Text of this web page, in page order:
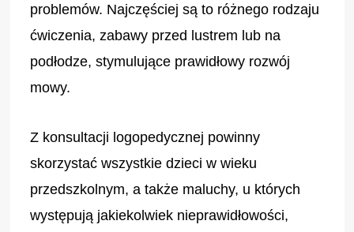
problemów. Najczęściej są to różnego rodzaju
ćwiczenia, zabawy przed lustrem lub na
podłodze, stymulujące prawidłowy rozwój
mowy.
Z konsultacji logopedycznej powinny
skorzystać wszystkie dzieci w wieku
przedszkolnym, a także maluchy, u których
występują jakiekolwiek nieprawidłowości,